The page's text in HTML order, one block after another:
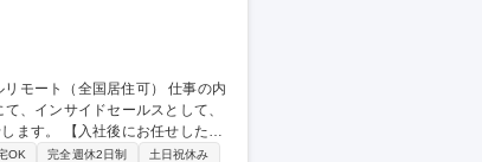
、インサイドセールスとして、
せしたい
約までの突破力を磨いていただ
OK 完全週休2日制
土日祝休み